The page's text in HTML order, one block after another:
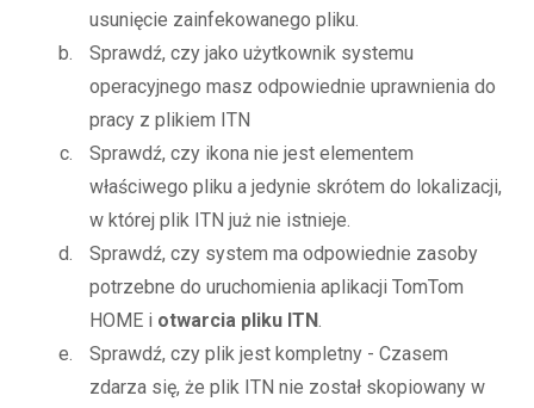
usunięcie zainfekowanego pliku.
Sprawdź, czy jako użytkownik systemu
operacyjnego masz odpowiednie uprawnienia do
pracy z plikiem ITN
Sprawdź, czy ikona nie jest elementem
właściwego pliku a jedynie skrótem do lokalizacji,
w której plik ITN już nie istnieje.
Sprawdź, czy system ma odpowiednie zasoby
potrzebne do uruchomienia aplikacji TomTom
HOME i otwarcia pliku ITN.
Sprawdź, czy plik jest kompletny - Czasem
zdarza się, że plik ITN nie został skopiowany w